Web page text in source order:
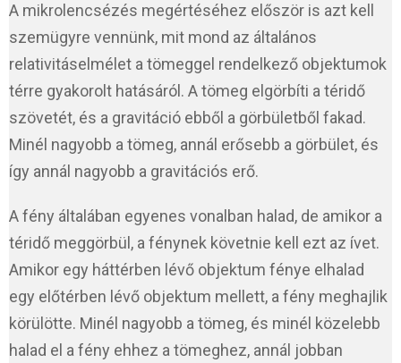
A mikrolencsézés megértéséhez először is azt kell
szemügyre vennünk, mit mond az általános
relativitáselmélet a tömeggel rendelkező objektumok
térre gyakorolt hatásáról. A tömeg elgörbíti a téridő
szövetét, és a gravitáció ebből a görbületből fakad.
Minél nagyobb a tömeg, annál erősebb a görbület, és
így annál nagyobb a gravitációs erő.
A fény általában egyenes vonalban halad, de amikor a
téridő meggörbül, a fénynek követnie kell ezt az ívet.
Amikor egy háttérben lévő objektum fénye elhalad
egy előtérben lévő objektum mellett, a fény meghajlik
körülötte. Minél nagyobb a tömeg, és minél közelebb
halad el a fény ehhez a tömeghez, annál jobban